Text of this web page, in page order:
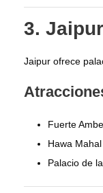
3.
Jaipur ofrece
Fuerte
Hawa Mahal
Palacio de